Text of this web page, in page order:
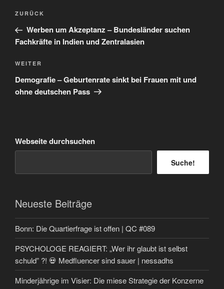
Beitragsnavigation
Vorheriger
Beitrag
ZURÜCK
Werben um Akzeptanz – Bundesländer suchen
Fachkräfte in Indien und Zentralasien
Nächster
Beitrag
WEITER
Demografie – Geburtenrate sinkt bei Frauen mit und
ohne deutschen Pass
Webseite durchsuchen
Suche!
Neueste Beiträge
Bonn: Die Quartierfrage ist offen | QC #089
PSYCHOLOGE REAGIERT: „Wer ihr glaubt ist selbst
schuld” ?! 💀 Medfluencer sind sauer | nessadhs
Minderjährige im Visier: Die miese Strategie der Konzerne